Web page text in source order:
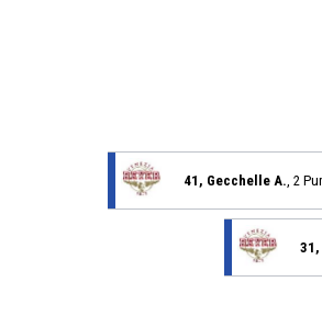
41, Gecchelle A. , 2
31,